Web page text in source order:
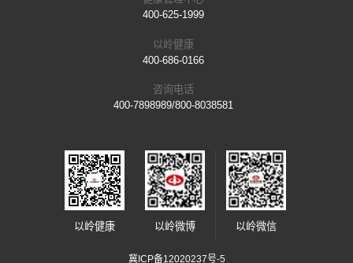
400-625-1999
以岭健康
400-686-0166
咨询电话
400-7898989/800-8038581
以岭健康 以岭微博 以岭微信
冀ICP备12020237号-5